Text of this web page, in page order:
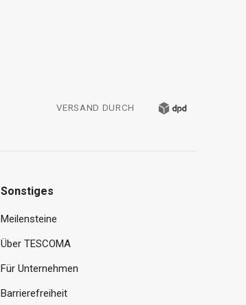
VERSAND DURCH
Sonstiges
Meilensteine
Über TESCOMA
Für Unternehmen
Barrierefreiheit